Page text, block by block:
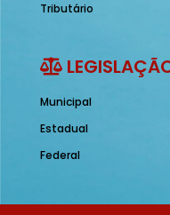
Tributário
Municipal
Estadual
Federal